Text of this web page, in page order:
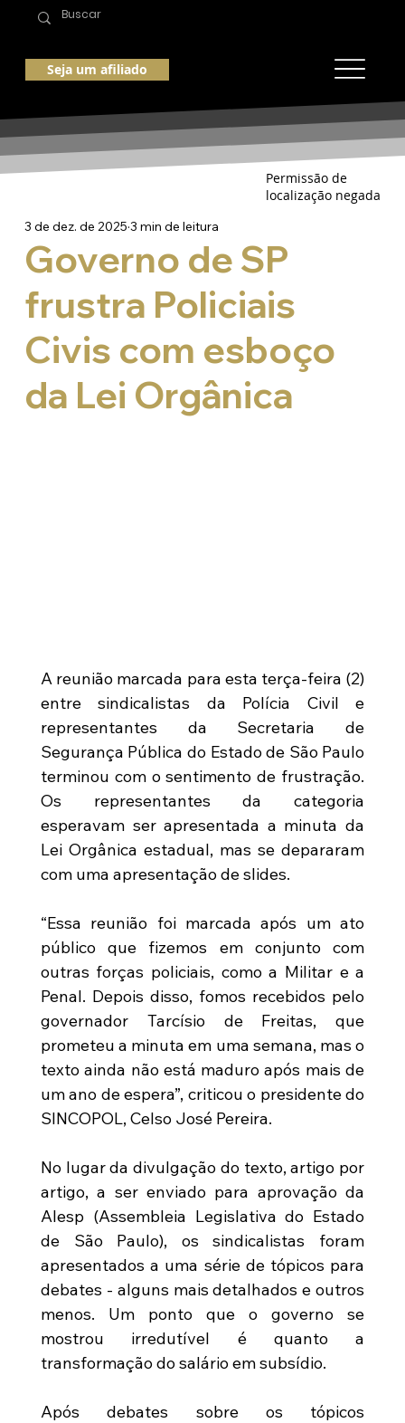
Seja um afiliado
Permissão de
localização negada
Governo de SP
frustra Policiais
Civis com esboço
da Lei Orgânica
3 de dez. de 2025 3 min de leitura
A reunião marcada para esta terça-feira (2)
entre sindicalistas da Polícia Civil e
representantes da Secretaria de
Segurança Pública do Estado de São Paulo
terminou com o sentimento de frustração.
Os representantes da categoria
esperavam ser apresentada a minuta da
Lei Orgânica estadual, mas se depararam
com uma apresentação de slides.
“Essa reunião foi marcada após um ato
público que fizemos em conjunto com
outras forças policiais, como a Militar e a
Penal. Depois disso, fomos recebidos pelo
governador Tarcísio de Freitas, que
prometeu a minuta em uma semana, mas o
texto ainda não está maduro após mais de
um ano de espera”, criticou o presidente do
SINCOPOL, Celso José Pereira.
No lugar da divulgação do texto, artigo por
artigo, a ser enviado para aprovação da
Alesp (Assembleia Legislativa do Estado
de São Paulo), os sindicalistas foram
apresentados a uma série de tópicos para
debates - alguns mais detalhados e outros
menos. Um ponto que o governo se
mostrou irredutível é quanto a
transformação do salário em subsídio.
Após debates sobre os tópicos